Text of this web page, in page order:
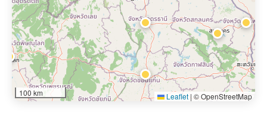
100 km Leaflet | © OpenStreetMap